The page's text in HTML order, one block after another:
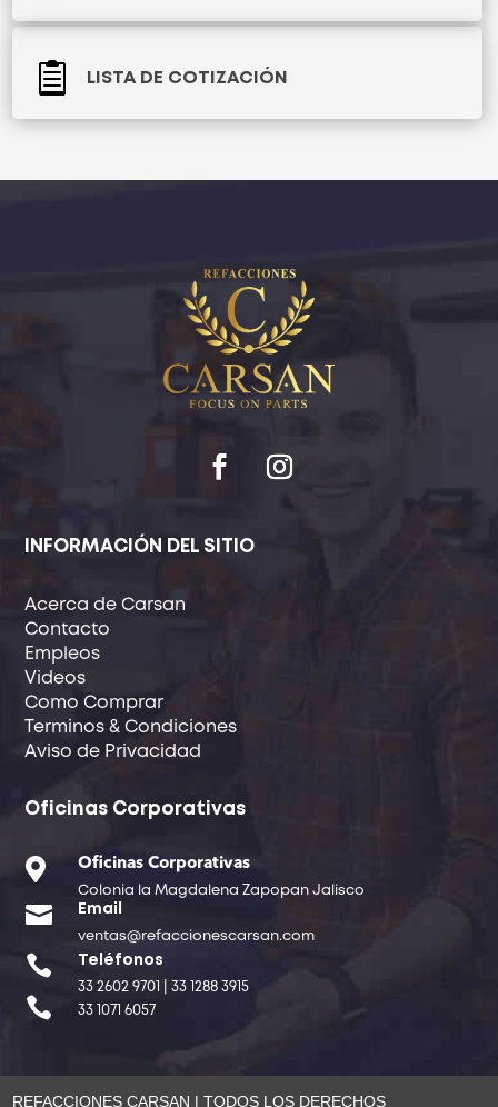
 LISTA DE COTIZACIÓN
INFORMACIÓN DEL SITIO
Acerca de Carsan
Contacto
Empleos
Videos
Como Comprar
Terminos & Condiciones
Aviso de Privacidad
Oficinas Corporativas
 Oficinas Corporativas
Colonia la Magdalena Zapopan Jalisco
 Email
ventas@refaccionescarsan.com
 Teléfonos
33 2602 9701 | 33 1288 3915
 33 1071 6057
REFACCIONES CARSAN | TODOS LOS DERECHOS